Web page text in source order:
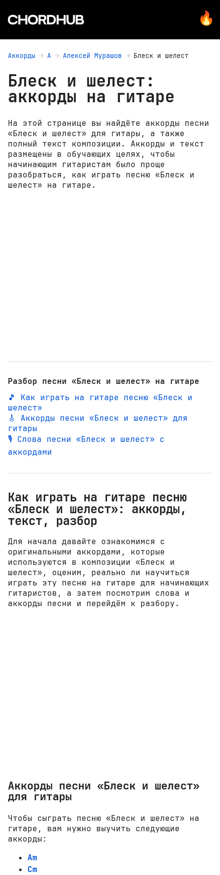
Аккорды А Алексей Мурашов Блеск и шелест
Блеск и шелест:
аккорды на гитаре
На этой странице вы найдёте аккорды песни
«Блеск и шелест» для гитары, а также
полный текст композиции. Аккорды и текст
размещены в обучающих целях, чтобы
начинающим гитаристам было проще
разобраться, как играть песню «Блеск и
шелест» на гитаре.
Разбор песни «Блеск и шелест» на гитаре
🎵 Как играть на гитаре песню «Блеск и
шелест»
🎸 Аккорды песни «Блеск и шелест» для
гитары
🎙️ Слова песни «Блеск и шелест» с
аккордами
Как играть на гитаре песню
«Блеск и шелест»: аккорды,
текст, разбор
Для начала давайте ознакомимся с
оригинальными аккордами, которые
используются в композиции «Блеск и
шелест», оценим, реально ли научиться
играть эту песню на гитаре для начинающих
гитаристов, а затем посмотрим слова и
аккорды песни и перейдём к разбору.
Аккорды песни «Блеск и шелест»
для гитары
Чтобы сыграть песню «Блеск и шелест» на
гитаре, вам нужно выучить следующие
аккорды:
Am
Cm